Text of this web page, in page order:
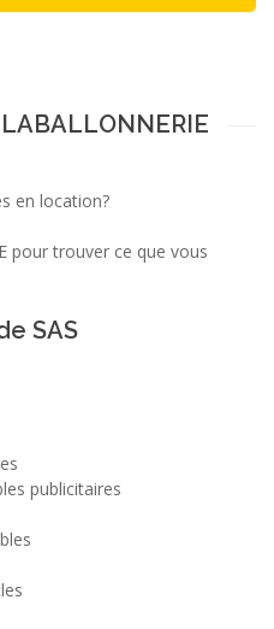
en location?
pour trouver ce que vous
SAS
publicitaires